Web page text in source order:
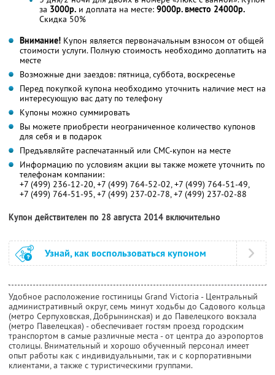
за 3000р. и доплата на месте: 9000р. вместо 24000р.
Скидка 50%
Внимание! Купон является первоначальным взносом от общей
стоимости услуги. Полную стоимость необходимо доплатить на
месте
Возможные дни заездов: пятница, суббота, воскресенье
Перед покупкой купона необходимо уточнить наличие мест на
интересующую вас дату по телефону
Купоны можно суммировать
Вы можете приобрести неограниченное количество купонов
для себя и в подарок
Предъявляйте распечатанный или СМС-купон на месте
Информацию по условиям акции вы также можете уточнить по
телефонам компании:
+7 (499) 236-12-20, +7 (499) 764-52-02, +7 (499) 764-51-49,
+7 (499) 764-51-95, +7 (499) 237-02-78, +7 (499) 237-02-88
Купон действителен по 28 августа 2014 включительно
Узнай, как воспользоваться купоном
Удобное расположение гостиницы Grand Victoria - Центральный
административный округ, семь минут ходьбы до Садового кольца
(метро Серпуховская, Добрынинская) и до Павелецкого вокзала
(метро Павелецкая) - обеспечивает гостям проезд городским
транспортом в самые различные места - от центра до аэропортов
столицы. Внимательный и хорошо обученный персонал имеет
опыт работы как с индивидуальными, так и с корпоративными
клиентами, а также с туристическими группами.